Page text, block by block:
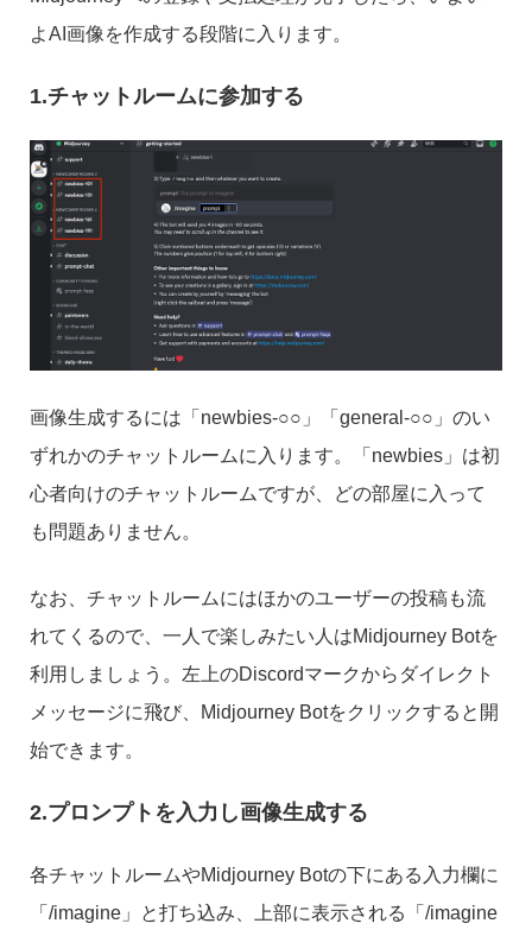
よAI画像を作成する段階に入ります。
1.チャットルームに参加する
画像生成するには「newbies-○○」「general-○○」のい
ずれかのチャットルームに入ります。「newbies」は初
心者向けのチャットルームですが、どの部屋に入って
も問題ありません。
なお、チャットルームにはほかのユーザーの投稿も流
れてくるので、一人で楽しみたい人はMidjourney Botを
利用しましょう。左上のDiscordマークからダイレクト
メッセージに飛び、Midjourney Botをクリックすると開
始できます。
2.プロンプトを入力し画像生成する
各チャットルームやMidjourney Botの下にある入力欄に
「/imagine」と打ち込み、上部に表示される「/imagine